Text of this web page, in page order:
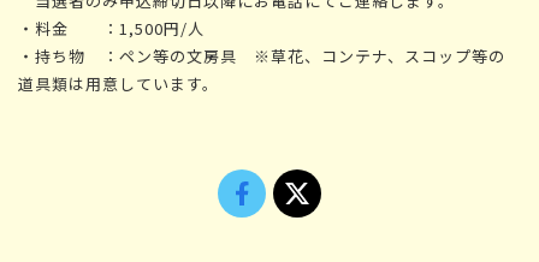
・料金 ：1,500円/人
・持ち物 ：ペン等の文房具 ※草花、コンテナ、スコップ等の
道具類は用意しています。